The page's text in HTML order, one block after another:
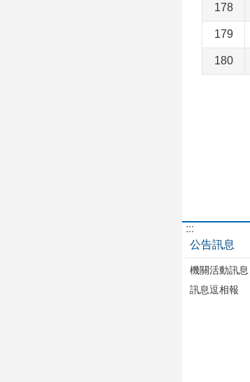
178
179
180
:::
公告訊息
機關活動訊息
訊息逗相報